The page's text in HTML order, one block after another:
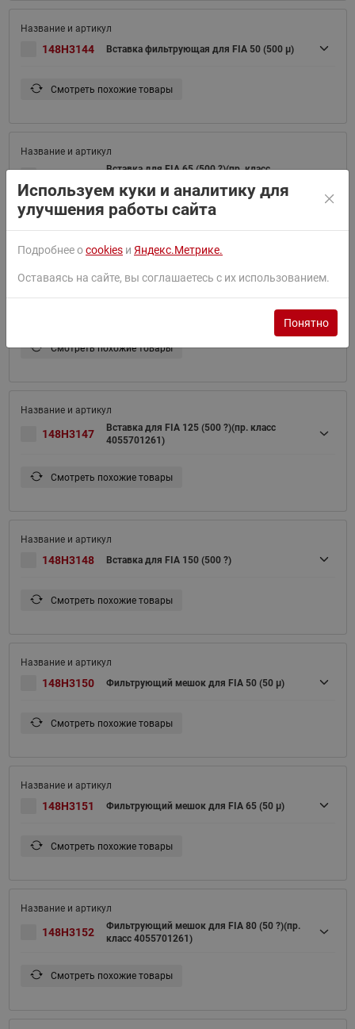
148H3144 Вставка фильтрующая для FIA 50 (500 μ)
Смотреть похожие товары
Вставка для FIA 65 (500 ?)(пр. класс
Смотреть похожие товары
Вставка для FIA 100 (500 ?)(пр. класс
Смотреть похожие товары
148H3147
Вставка для FIA 125 (500 ?)(пр. класс
4055701261)
Смотреть похожие товары
148H3148 Вставка для FIA 150 (500 ?)
Смотреть похожие товары
148H3150 Фильтрующий мешок для FIA 50 (50 μ)
Смотреть похожие товары
148H3151 Фильтрующий мешок для FIA 65 (50 μ)
Смотреть похожие товары
148H3152
Фильтрующий мешок для FIA 80 (50 ?)(пр.
класс 4055701261)
Смотреть похожие товары
Используем куки и аналитику для
улучшения работы сайта
Подробнее оcookies и Яндекс.Метрике.
Оставаясь на сайте, вы соглашаетесь с их использованием.
Понятно